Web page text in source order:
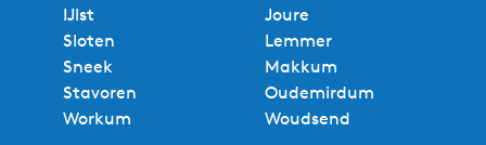
IJlst
Joure
Sloten
Lemmer
Sneek
Makkum
Stavoren
Oudemirdum
Workum
Woudsend